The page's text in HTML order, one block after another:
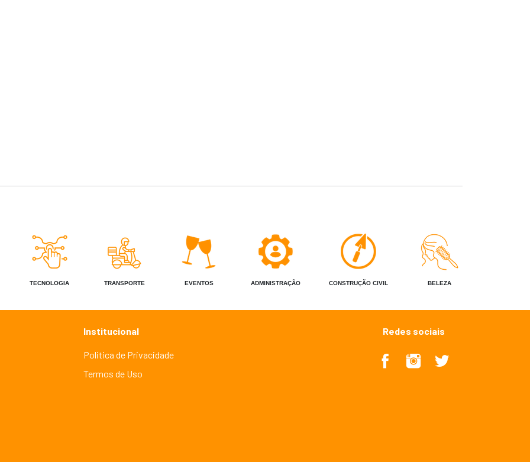
TECNOLOGIA TRANSPORTE EVENTOS ADMINISTRAÇÃO CONSTRUÇÃO CIVIL BELEZA
Institucional
Politica de Privacidade
Termos de Uso
Redes sociais